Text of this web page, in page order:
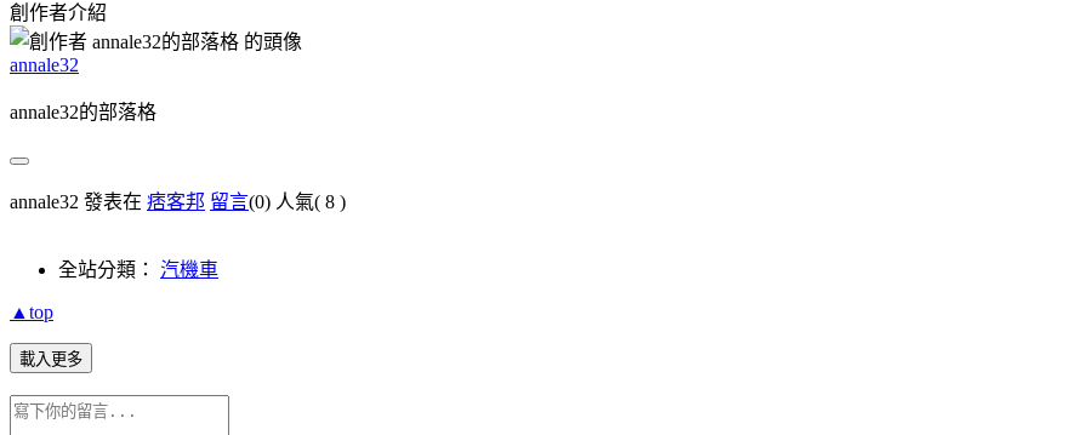
創作者介紹
annale32
annale32的部落格
annale32 發表在 痞客邦 留言(0) 人氣( 8 )
全站分類： 汽機車
▲top
載入更多